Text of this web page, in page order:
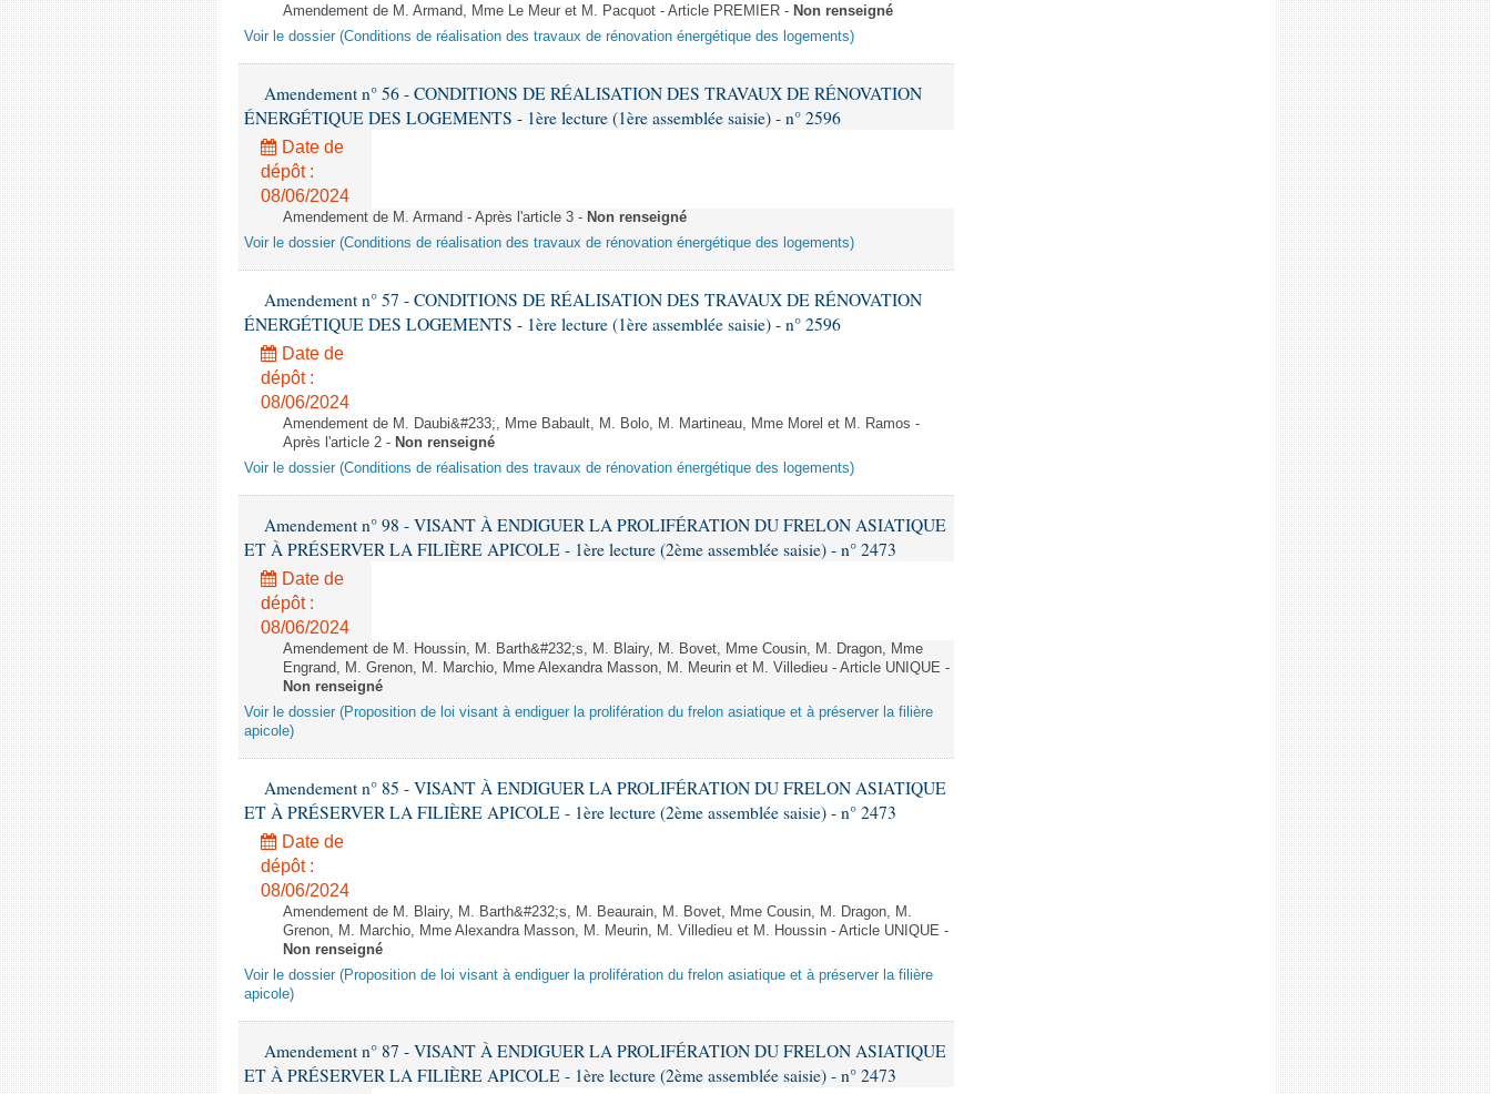
Amendement de M. Armand, Mme Le Meur et M. Pacquot - Article PREMIER - Non renseigné
Voir le dossier (Conditions de réalisation des travaux de rénovation énergétique des logements)
Amendement n° 56 - CONDITIONS DE RÉALISATION DES TRAVAUX DE RÉNOVATION
ÉNERGÉTIQUE DES LOGEMENTS - 1ère lecture (1ère assemblée saisie) - n° 2596
Date de
dépôt :
08/06/2024
Amendement de M. Armand - Après l'article 3 - Non renseigné
Voir le dossier (Conditions de réalisation des travaux de rénovation énergétique des logements)
Amendement n° 57 - CONDITIONS DE RÉALISATION DES TRAVAUX DE RÉNOVATION
ÉNERGÉTIQUE DES LOGEMENTS - 1ère lecture (1ère assemblée saisie) - n° 2596
Date de
dépôt :
08/06/2024
Amendement de M. Daubi&#233;, Mme Babault, M. Bolo, M. Martineau, Mme Morel et M. Ramos -
Après l'article 2 - Non renseigné
Voir le dossier (Conditions de réalisation des travaux de rénovation énergétique des logements)
Amendement n° 98 - VISANT À ENDIGUER LA PROLIFÉRATION DU FRELON ASIATIQUE
ET À PRÉSERVER LA FILIÈRE APICOLE - 1ère lecture (2ème assemblée saisie) - n° 2473
Date de
dépôt :
08/06/2024
Amendement de M. Houssin, M. Barth&#232;s, M. Blairy, M. Bovet, Mme Cousin, M. Dragon, Mme
Engrand, M. Grenon, M. Marchio, Mme Alexandra Masson, M. Meurin et M. Villedieu - Article UNIQUE -
Non renseigné
Voir le dossier (Proposition de loi visant à endiguer la prolifération du frelon asiatique et à préserver la filière
apicole)
Amendement n° 85 - VISANT À ENDIGUER LA PROLIFÉRATION DU FRELON ASIATIQUE
ET À PRÉSERVER LA FILIÈRE APICOLE - 1ère lecture (2ème assemblée saisie) - n° 2473
Date de
dépôt :
08/06/2024
Amendement de M. Blairy, M. Barth&#232;s, M. Beaurain, M. Bovet, Mme Cousin, M. Dragon, M.
Grenon, M. Marchio, Mme Alexandra Masson, M. Meurin, M. Villedieu et M. Houssin - Article UNIQUE -
Non renseigné
Voir le dossier (Proposition de loi visant à endiguer la prolifération du frelon asiatique et à préserver la filière
apicole)
Amendement n° 87 - VISANT À ENDIGUER LA PROLIFÉRATION DU FRELON ASIATIQUE
ET À PRÉSERVER LA FILIÈRE APICOLE - 1ère lecture (2ème assemblée saisie) - n° 2473